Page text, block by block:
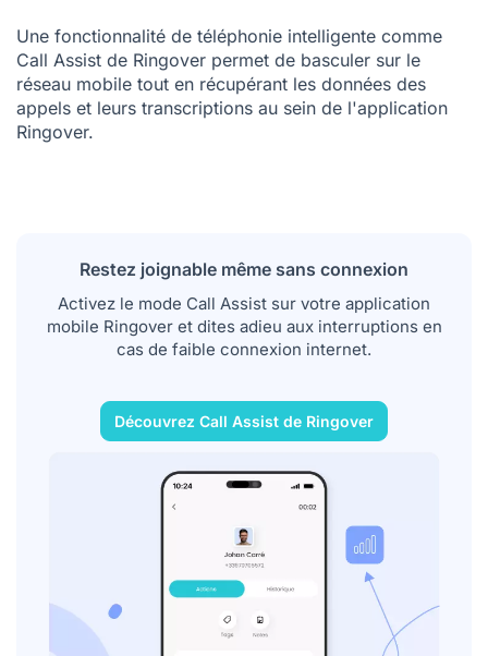
Une fonctionnalité de téléphonie intelligente comme
Call Assist de Ringover permet de basculer sur le
réseau mobile tout en récupérant les données des
appels et leurs transcriptions au sein de l'application
Ringover.
Restez joignable même sans connexion
Activez le mode Call Assist sur votre application
mobile Ringover et dites adieu aux interruptions en
cas de faible connexion internet.
Découvrez Call Assist de Ringover